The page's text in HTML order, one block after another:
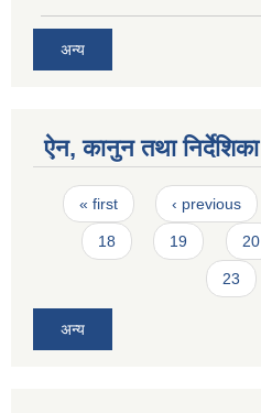
अन्य
ऐन, कानुन तथा निर्देशिका
Pages
« first ‹ previous
18 19 20
23
अन्य